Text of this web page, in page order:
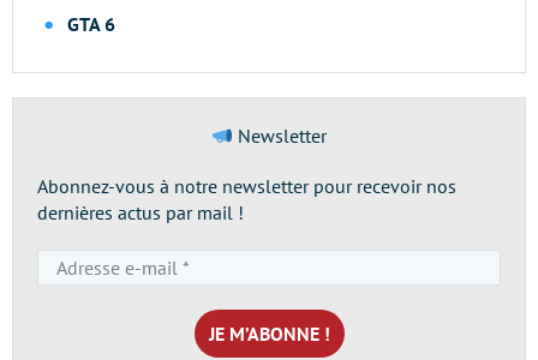
GTA 6
Newsletter
Abonnez-vous à notre newsletter pour recevoir nos
dernières actus par mail !
e-
mail
*